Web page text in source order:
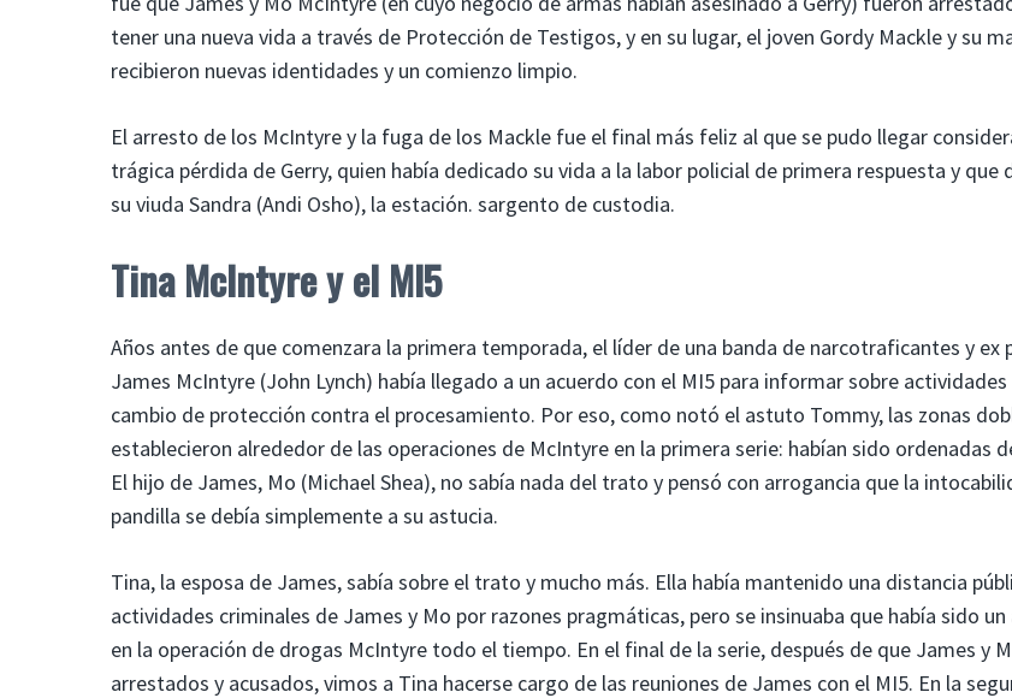
tener una nueva vida a través de Protección de Testigos, y en su lugar, el joven Gordy Mackle y su
recibieron nuevas identidades y un comienzo limpio.
El arresto de los McIntyre y la fuga de los Mackle fue el final más feliz al que se pudo llegar
trágica pérdida de Gerry, quien había dedicado su vida a la labor policial de primera respuesta y que
su viuda Sandra (Andi Osho), la estación. sargento de custodia.
Tina McIntyre y el MI5
Años antes de que comenzara la primera temporada, el líder de una banda de narcotraficantes y ex
James McIntyre (John Lynch) había llegado a un acuerdo con el MI5 para informar sobre
cambio de protección contra el procesamiento. Por eso, como notó el astuto Tommy, las zonas
establecieron alrededor de las operaciones de McIntyre en la primera serie: habían sido ordenadas
El hijo de James, Mo (Michael Shea), no sabía nada del trato y pensó con arrogancia que la
pandilla se debía simplemente a su astucia.
Tina, la esposa de James, sabía sobre el trato y mucho más. Ella había mantenido una distancia
actividades criminales de James y Mo por razones pragmáticas, pero se insinuaba que había sido
en la operación de drogas McIntyre todo el tiempo. En el final de la serie, después de que James y
arrestados y acusados, vimos a Tina hacerse cargo de las reuniones de James con el MI5. En la